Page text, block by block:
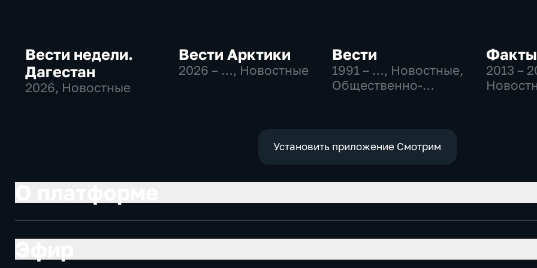
Вести недели.
Дагестан
2026, Новостные
Вести Арктики
2026 – …, Новостные
Вести
1991 – …, Новостные,
Общественно-
Факты
2013 –
Установить приложение Смотрим